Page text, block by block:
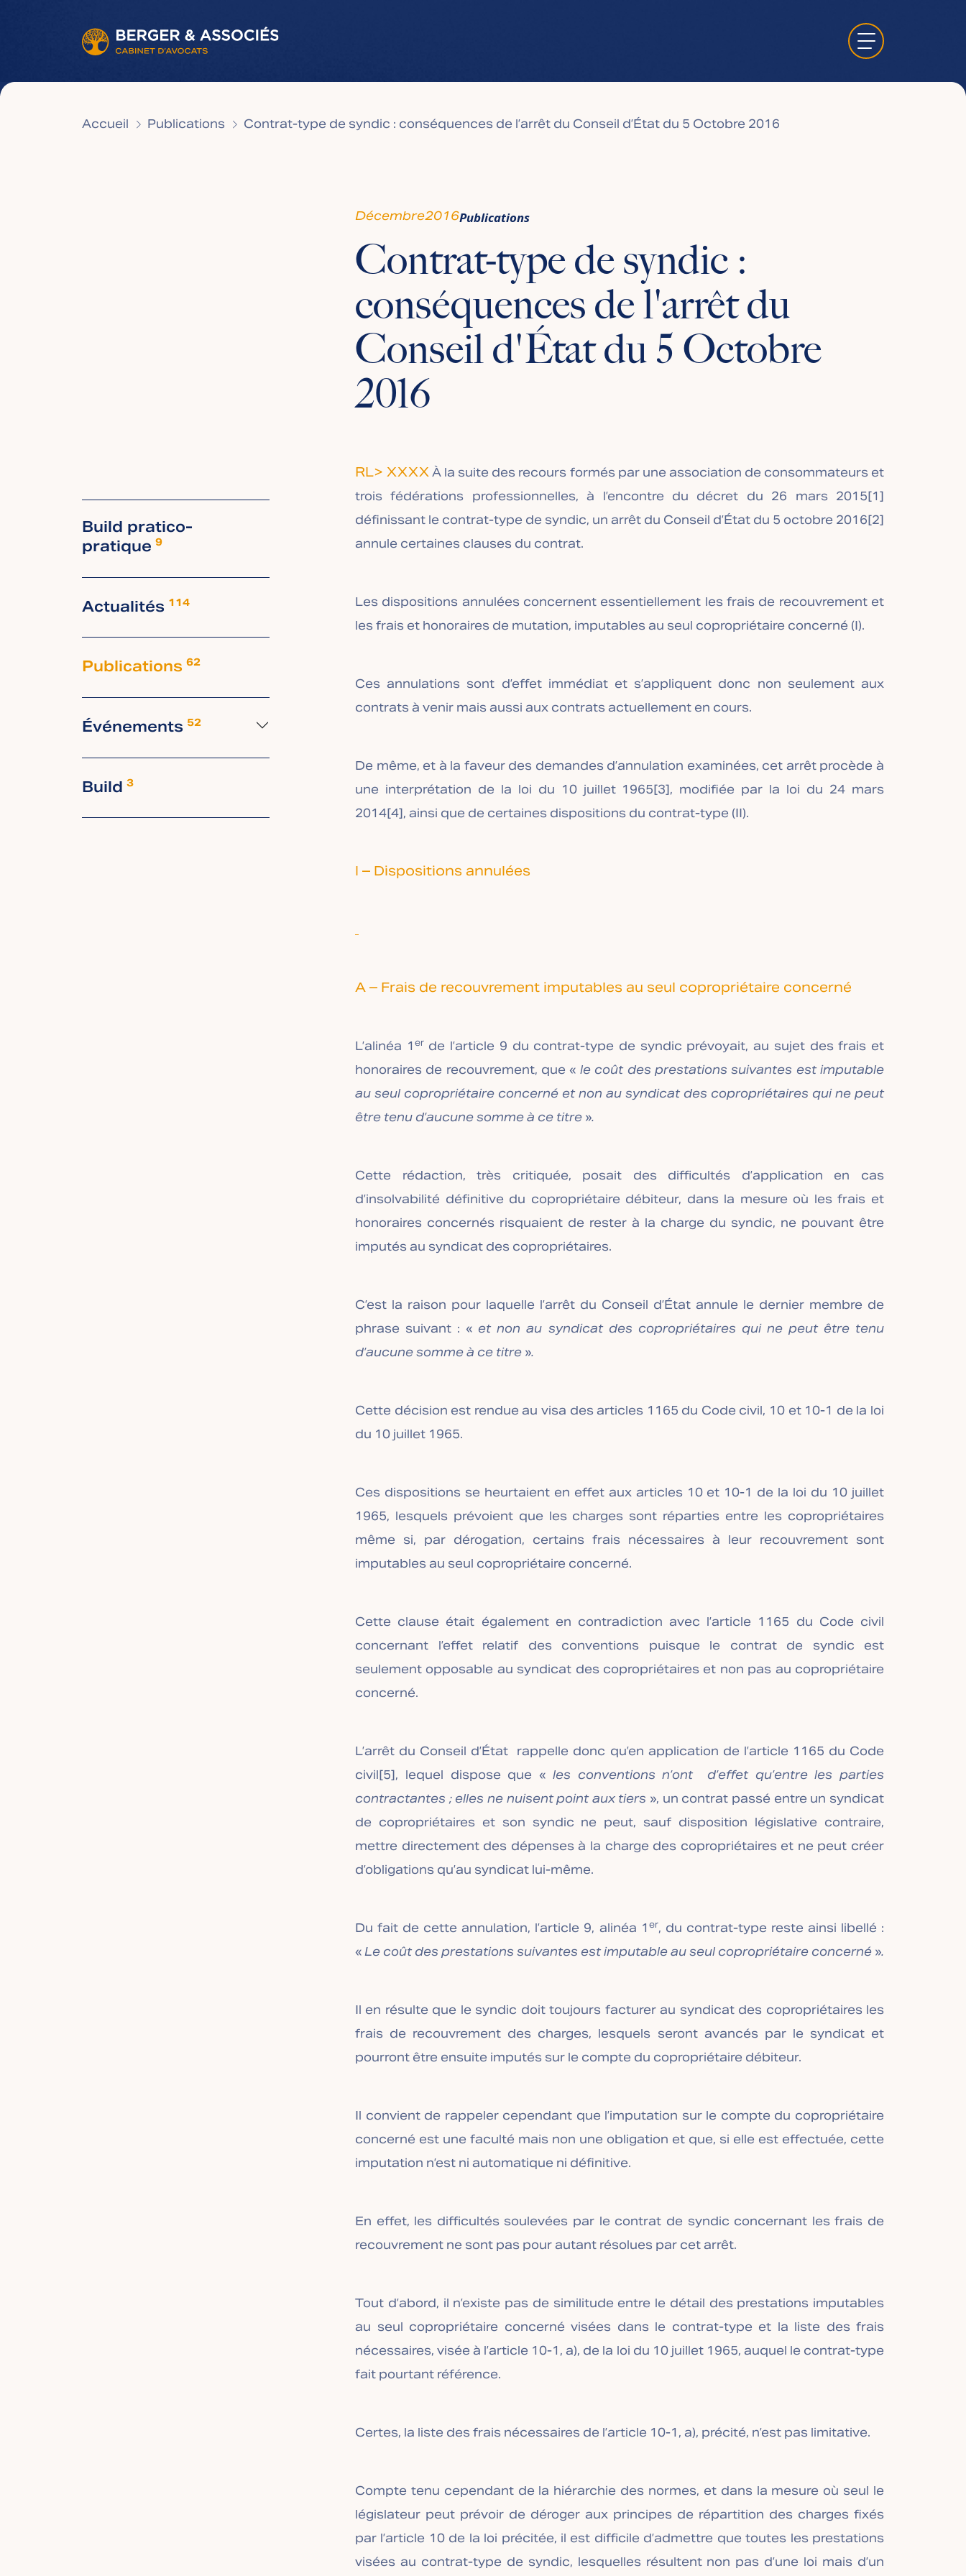
Accueil Publications Contrat-type de syndic : conséquences de l’arrêt du Conseil d’État du 5 Octobre 2016
Build pratico-
pratique 9
Actualités 114
Publications 62
Événements 52
Build 3
Décembre2016Publications
Contrat-type de syndic :
conséquences de l'arrêt du
Conseil d'État du 5 Octobre
2016
RL> XXXXÀ la suite des recours formés par une association de consommateurs et
trois fédérations professionnelles, à l’encontre du décret du 26 mars 2015[1]
définissant le contrat-type de syndic, un arrêt du Conseil d’État du 5 octobre 2016[2]
annule certaines clauses du contrat.
Les dispositions annulées concernent essentiellement les frais de recouvrement et
les frais et honoraires de mutation, imputables au seul copropriétaire concerné (I).
Ces annulations sont d’effet immédiat et s’appliquent donc non seulement aux
contrats à venir mais aussi aux contrats actuellement en cours.
De même, et à la faveur des demandes d’annulation examinées, cet arrêt procède à
une interprétation de la loi du 10 juillet 1965[3], modifiée par la loi du 24 mars
2014[4], ainsi que de certaines dispositions du contrat-type (II).
I – Dispositions annulées
A – Frais de recouvrement imputables au seul copropriétaire concerné
L’alinéa 1erde l’article 9 du contrat-type de syndic prévoyait, au sujet des frais et
honoraires de recouvrement, que «le coût des prestations suivantes est imputable
au seul copropriétaire concerné et non au syndicat des copropriétaires qui ne peut
être tenu d’aucune somme à ce titre».
Cette rédaction, très critiquée, posait des difficultés d’application en cas
d’insolvabilité définitive du copropriétaire débiteur, dans la mesure où les frais et
honoraires concernés risquaient de rester à la charge du syndic, ne pouvant être
imputés au syndicat des copropriétaires.
C’est la raison pour laquelle l’arrêt du Conseil d’État annule le dernier membre de
phrase suivant : « et non au syndicat des copropriétaires qui ne peut être tenu
d’aucune somme à ce titre».
Cette décision est rendue au visa des articles 1165 du Code civil, 10 et 10-1 de la loi
du 10 juillet 1965.
Ces dispositions se heurtaient en effet aux articles 10 et 10-1 de la loi du 10 juillet
1965, lesquels prévoient que les charges sont réparties entre les copropriétaires
même si, par dérogation, certains frais nécessaires à leur recouvrement sont
imputables au seul copropriétaire concerné.
Cette clause était également en contradiction avec l’article 1165 du Code civil
concernant l’effet relatif des conventions puisque le contrat de syndic est
seulement opposable au syndicat des copropriétaires et non pas au copropriétaire
concerné.
L’arrêt du Conseil d’État rappelle donc qu’en application de l’article 1165 du Code
civil[5], lequel dispose que « les conventions n’ont d’effet qu’entre les parties
contractantes ; elles ne nuisent point aux tiers », un contrat passé entre un syndicat
de copropriétaires et son syndic ne peut, sauf disposition législative contraire,
mettre directement des dépenses à la charge des copropriétaires et ne peut créer
d’obligations qu’au syndicat lui-même.
Du fait de cette annulation, l’article 9, alinéa 1er, du contrat-type reste ainsi libellé :
«Le coût des prestations suivantes est imputable au seul copropriétaire concerné».
Il en résulte que le syndic doit toujours facturer au syndicat des copropriétaires les
frais de recouvrement des charges, lesquels seront avancés par le syndicat et
pourront être ensuite imputés sur le compte du copropriétaire débiteur.
Il convient de rappeler cependant que l’imputation sur le compte du copropriétaire
concerné est une faculté mais non une obligation et que, si elle est effectuée, cette
imputation n’est ni automatique ni définitive.
En effet, les difficultés soulevées par le contrat de syndic concernant les frais de
recouvrement ne sont pas pour autant résolues par cet arrêt.
Tout d’abord, il n’existe pas de similitude entre le détail des prestations imputables
au seul copropriétaire concerné visées dans le contrat-type et la liste des frais
nécessaires, visée à l’article 10-1, a), de la loi du 10 juillet 1965, auquel le contrat-type
fait pourtant référence.
Certes, la liste des frais nécessaires de l’article 10-1, a), précité, n’est pas limitative.
Compte tenu cependant de la hiérarchie des normes, et dans la mesure où seul le
législateur peut prévoir de déroger aux principes de répartition des charges fixés
par l’article 10 de la loi précitée, il est difficile d’admettre que toutes les prestations
visées au contrat-type de syndic, lesquelles résultent non pas d’une loi mais d’un